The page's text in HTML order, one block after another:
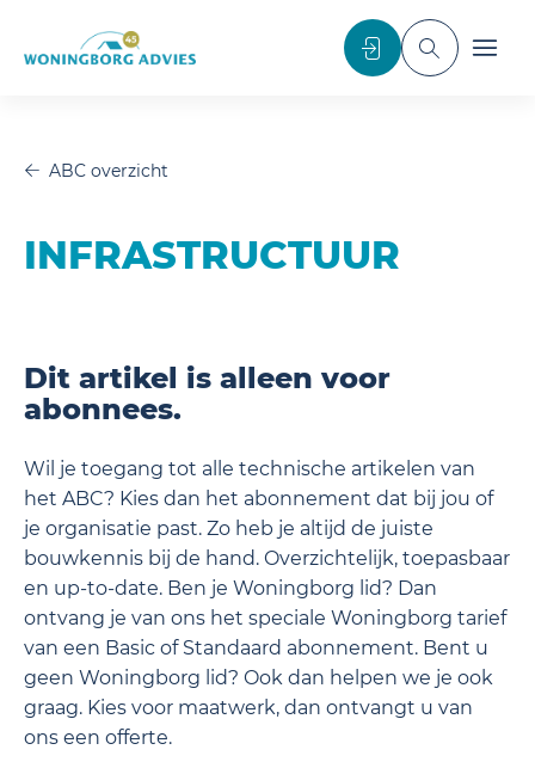
InloggenToggle
ABC overzicht
INFRASTRUCTUUR
Dit artikel is alleen voor
abonnees.
Wil je toegang tot alle technische artikelen van
het ABC? Kies dan het abonnement dat bij jou of
je organisatie past. Zo heb je altijd de juiste
bouwkennis bij de hand. Overzichtelijk, toepasbaar
en up-to-date. Ben je Woningborg lid? Dan
ontvang je van ons het speciale Woningborg tarief
van een Basic of Standaard abonnement. Bent u
geen Woningborg lid? Ook dan helpen we je ook
graag. Kies voor maatwerk, dan ontvangt u van
ons een offerte.